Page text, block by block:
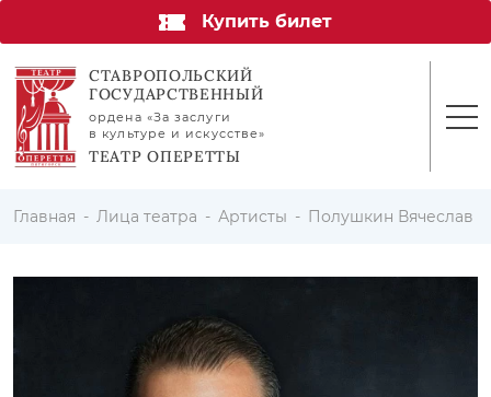
Купить билет
СТАВРОПОЛЬСКИЙ
ГОСУДАРСТВЕННЫЙ
ордена «За заслуги
в культуре и искусстве»
ТЕАТР ОПЕРЕТТЫ
Главная Лица театра Артисты Полушкин Вячеслав